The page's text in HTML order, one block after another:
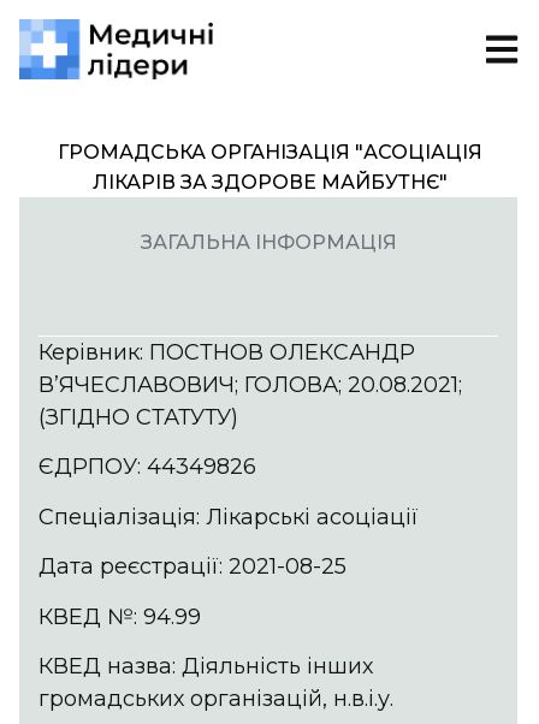
ГРОМАДСЬКА ОРГАНІЗАЦІЯ "АСОЦІАЦІЯ
ЛІКАРІВ ЗА ЗДОРОВЕ МАЙБУТНЄ"
ЗАГАЛЬНА ІНФОРМАЦІЯ
Керівник: ПОСТНОВ ОЛЕКСАНДР
В’ЯЧЕСЛАВОВИЧ; ГОЛОВА; 20.08.2021;
(ЗГІДНО СТАТУТУ)
ЄДРПОУ: 44349826
Спеціалізація: Лікарські асоціації
Дата реєстрації: 2021-08-25
КВЕД №: 94.99
КВЕД назва: Діяльність інших
громадських організацій, н.в.і.у.